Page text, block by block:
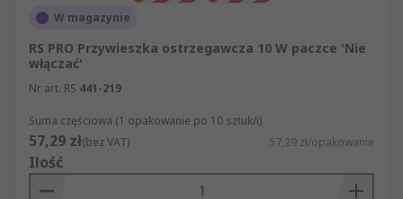
W magazynie
RS PRO Przywieszka ostrzegawcza 10 W paczce 'Nie
włączać'
Nr art. RS 441-219
Suma częściowa (1 opakowanie po 10 sztuk/i)
57,29 zł(bez VAT) 57,29 zł/opakowanie
Ilość